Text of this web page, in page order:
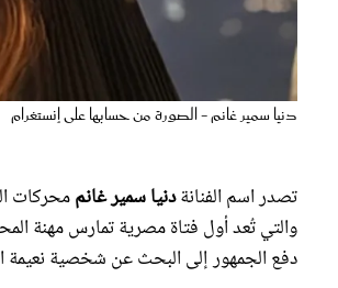
دنيا سمير غانم - الصورة من حسابها على إنستغرام
تصدر اسم الفنانةدنيا سمير غانممحركات
والتي تُعد أول فتاة مصرية تمارس مهنة المحاماة في عام 1933، حيث
دفع الجمهور إلى البحث عن شخصية نعيمة